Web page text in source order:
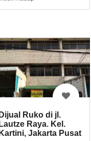
Dijual Ruko di jl.
Lautze Raya. Kel.
Kartini, Jakarta Pusat